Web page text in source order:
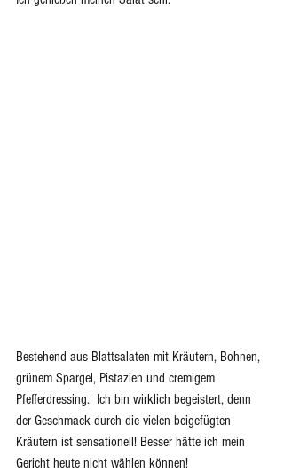
Bestehend aus Blattsalaten mit Kräutern, Bohnen,
grünem Spargel, Pistazien und cremigem
Pfefferdressing.  Ich bin wirklich begeistert, denn
der Geschmack durch die vielen beigefügten
Kräutern ist sensationell! Besser hätte ich mein
Gericht heute nicht wählen können!